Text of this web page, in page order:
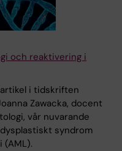
och reaktivering i
i tidskriften
Zawacka, docent
vår nuvarande
syndrom
(AML).